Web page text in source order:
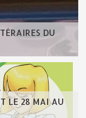
DU
LE 28 MAI AU